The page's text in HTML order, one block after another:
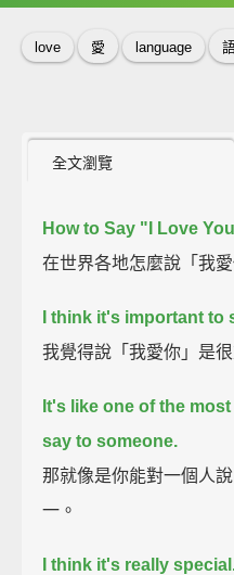
love 愛 language
全文瀏覽
How to Say "I Love
在世界各地怎麼說「我愛
I think it's important to
我覺得說「我愛你」是很
It's like one of the
say to someone.
那就像是你能對一個人
一。
I think it's really